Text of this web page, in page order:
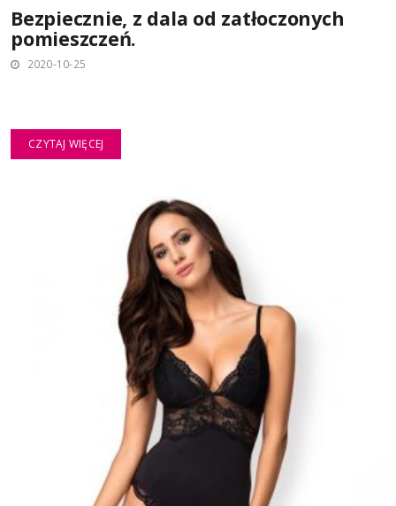
Bezpiecznie, z dala od zatłoczonych
pomieszczeń.
2020-10-25
CZYTAJ WIĘCEJ